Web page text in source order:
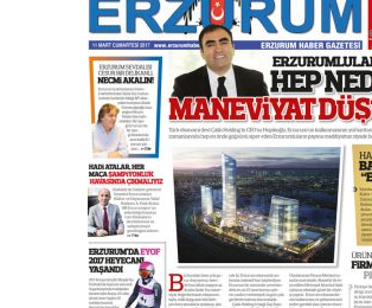
Esat BİNDESEN
Başkan Sekmen’den Erzurum’a
bir vizyon proje daha!
02 Ağustos 2026 Pazar
Kadir SABUNCUOĞLU
Erzurumspor’un köşe taşları
29 Haziran 2026 Pazartesi
Kenan GÜLERCİ